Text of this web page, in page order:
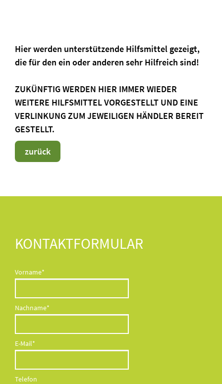
Hier werden unterstützende Hilfsmittel gezeigt,
die für den ein oder anderen sehr Hilfreich sind!
ZUKÜNFTIG WERDEN HIER IMMER WIEDER
WEITERE HILFSMITTEL VORGESTELLT UND EINE
VERLINKUNG ZUM JEWEILIGEN HÄNDLER BEREIT
GESTELLT.
zurück
KONTAKTFORMULAR
Pflichtfeld
Vorname*
Pflichtfeld
Nachname*
Pflichtfeld
E-Mail*
Telefon